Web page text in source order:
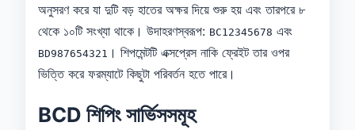
অনুসরণ করে যা দুটি বড় হাতের অক্ষর দিয়ে শুরু হয় এবং তারপরে ৮
থেকে ১০টি সংখ্যা থাকে। উদাহরণস্বরূপ: BC12345678 এবং
BD987654321 । শিপমেন্টটি এক্সপ্রেস নাকি ফ্রেইট তার ওপর
ভিত্তি করে ফরম্যাটে কিছুটা পরিবর্তন হতে পারে।
BCD শিপিং সার্ভিসসমূহ